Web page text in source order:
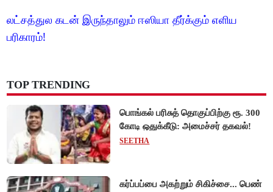
லட்சத்துல கடன் இருந்தாலும் ஈஸியா தீர்க்கும் எளிய
பரிகாரம்!
TOP TRENDING
பொங்கல் பரிசுத் தொகுப்பிற்கு ரூ. 300
கோடி ஒதுக்கீடு: அமைச்சர் தகவல்!
SEETHA
கர்ப்பப்பை அகற்றும் சிகிச்சை... பெண்